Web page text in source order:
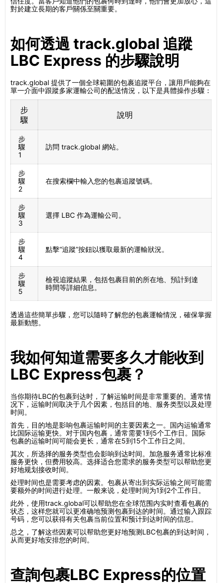
對於建立長期的客戶關係至關重要。
如何透過 track.global 追蹤
LBC Express 的步驟說明
track.global 提供了一個全球範圍的包裹追蹤平台，讓用戶能夠在
單一介面中跟蹤多家運輸公司的配送情況，以下是具體操作步驟：
步
驟
說明
步
驟
1
訪問 track.global 網站。
步
驟
2
在搜索欄中輸入您的包裹追蹤號碼。
步
驟
3
選擇 LBC 作為運輸公司。
步
驟
4
點擊“追蹤”按鈕以獲取最新的運輸狀況。
步
驟
5
檢視追蹤結果，包括包裹目前的所在地、預計到達
時間等詳細信息。
透過這些簡單步驟，您可以隨時了解您的包裹運輸情況，確保掌握
最新動態。
我如何知道需要多久才能收到
LBC Express包裹？
当你期待LBC的包裹到达时，了解运输时间是非常重要的。通常情
况下，运输时间取决于几个因素，包括目的地、服务类型以及处理
时间。
首先，目的地是影响包裹运输时间的主要因素之一。国内运输通常
比国际运输更快。对于国内包裹，通常需要1到5个工作日。国际
包裹的运输时间可能会更长，通常在5到15个工作日之间。
其次，所选择的服务类型也会影响到达时间。加急服务通常比标准
服务更快，但费用较高。选择适合您需求的服务类型可以帮助您更
好地规划接收时间。
处理时间也是需要考虑的因素。包裹从寄出到实际运输之间可能需
要额外的时间进行处理。一般来说，处理时间为1到2个工作日。
此外，使用track.global可以帮助您在全球范围内实时查看包裹的
状态，这样您就可以更准确地预测包裹到达的时间。通过输入跟踪
号码，您可以获得有关包裹当前位置和预计到达时间的信息。
总之，了解这些因素可以帮助您更好地预测LBC包裹的到达时间，
从而更好地安排您的时间。
查詢包裹LBC Express的位置